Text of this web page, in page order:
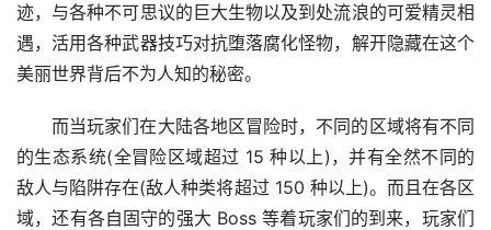
迹，与各种不可思议的巨大生物以及到处流浪的可爱精灵相
遇，活用各种武器技巧对抗堕落腐化怪物，解开隐藏在这个
美丽世界背后不为人知的秘密。
而当玩家们在大陆各地区冒险时，不同的区域将有不同
的生态系统(全冒险区域超过 15 种以上)，并有全然不同的
敌人与陷阱存在(敌人种类将超过 150 种以上)。而且在各区
域，还有各自固守的强大 Boss 等着玩家们的到来，玩家们